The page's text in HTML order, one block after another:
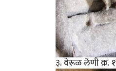
३. वेरूळ लेणी क्र.